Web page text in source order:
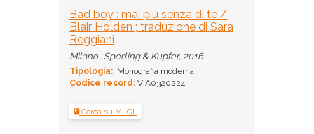
Bad boy : mai più senza di te /
Blair Holden ; traduzione di Sara
Reggiani
Milano : Sperling & Kupfer, 2016
Tipologia: Monografia moderna
Codice record: VIA0320224
Cerca su MLOL